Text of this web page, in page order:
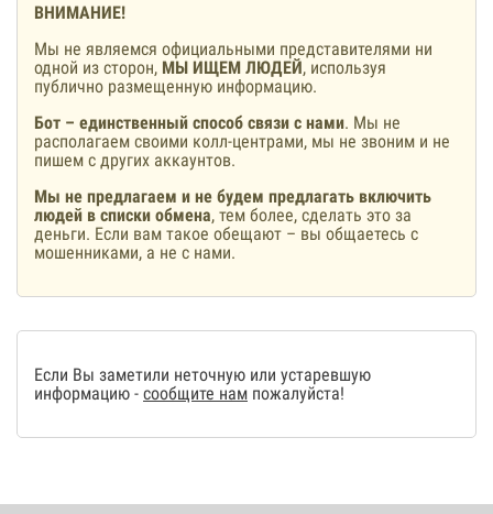
ВНИМАНИЕ!
Мы не являемся официальными представителями ни
одной из сторон, МЫ ИЩЕМ ЛЮДЕЙ, используя
публично размещенную информацию.
Бот – единственный способ связи с нами. Мы не
располагаем своими колл-центрами, мы не звоним и не
пишем с других аккаунтов.
Мы не предлагаем и не будем предлагать включить
людей в списки обмена, тем более, сделать это за
деньги. Если вам такое обещают – вы общаетесь с
мошенниками, а не с нами.
Если Вы заметили неточную или устаревшую
информацию - сообщите нам пожалуйста!